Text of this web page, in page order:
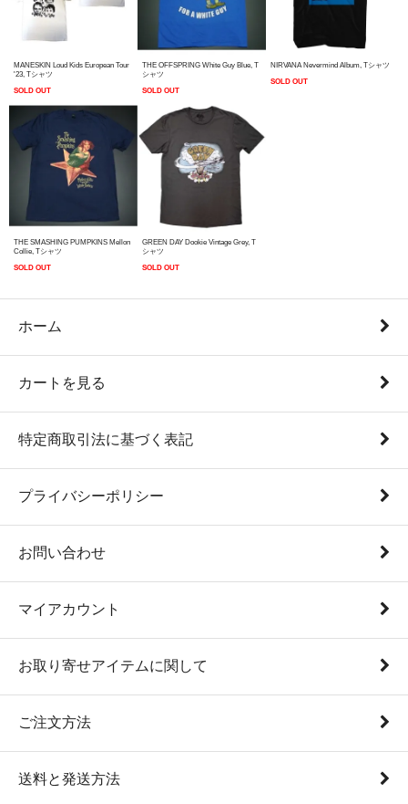
MANESKIN Loud Kids European Tour
'23, Tシャツ
SOLD OUT
THE OFFSPRING White Guy Blue, T
シャツ
SOLD OUT
NIRVANA Nevermind Album, Tシャツ
SOLD OUT
THE SMASHING PUMPKINS Mellon
Collie, Tシャツ
SOLD OUT
GREEN DAY Dookie Vintage Grey, T
シャツ
SOLD OUT
ホーム
カートを見る
特定商取引法に基づく表記
プライバシーポリシー
お問い合わせ
マイアカウント
お取り寄せアイテムに関して
ご注文方法
送料と発送方法